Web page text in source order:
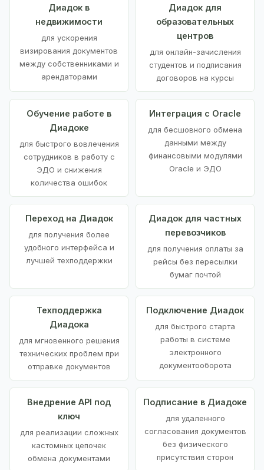
Диадок в
недвижимости
для ускорения
визирования документов
между собственниками и
арендаторами
Диадок для
образовательных
центров
для онлайн-зачисления
студентов и подписания
договоров на курсы
Обучение работе в
Диадоке
для быстрого вовлечения
сотрудников в работу с
ЭДО и снижения
количества ошибок
Интеграция с Oracle
для бесшовного обмена
данными между
финансовыми модулями
Oracle и ЭДО
Переход на Диадок
для получения более
удобного интерфейса и
лучшей техподдержки
Диадок для частных
перевозчиков
для получения оплаты за
рейсы без пересылки
бумаг почтой
Техподдержка
Диадока
для мгновенного решения
технических проблем при
отправке документов
Подключение Диадок
для быстрого старта
работы в системе
электронного
документооборота
Внедрение API под
ключ
для реализации сложных
кастомных цепочек
обмена документами
Подписание в Диадоке
для удаленного
согласования документов
без физического
присутствия сторон